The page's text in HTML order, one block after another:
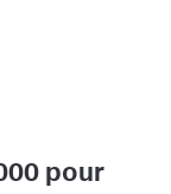
list
pour